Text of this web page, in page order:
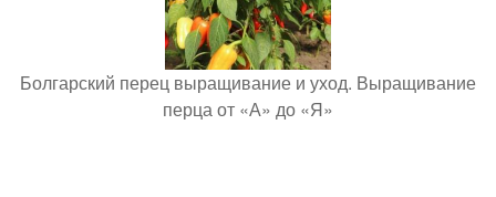
Болгарский перец выращивание и уход. Выращивание
перца от «А» до «Я»